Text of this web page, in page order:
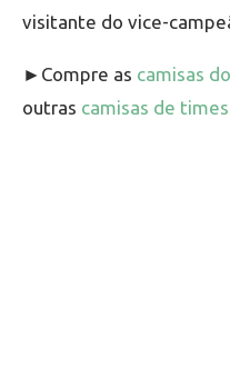
visitante do vice-
►Compre as camisas
outras camisas de times